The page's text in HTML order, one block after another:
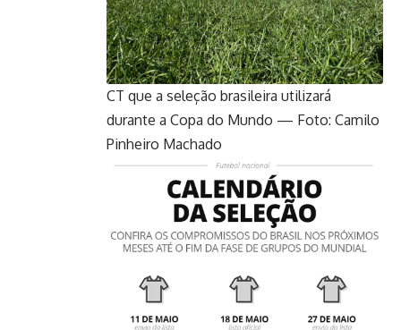
CT que a seleção brasileira utilizará
durante a Copa do Mundo — Foto: Camilo
Pinheiro Machado